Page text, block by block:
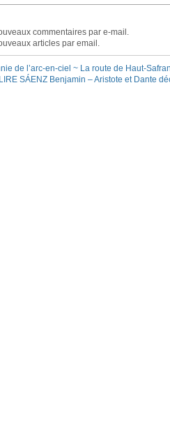
commentaires par e-mail.
articles par email.
de l’arc-en-ciel ~ La route de Haut-
SÁENZ Benjamin – Aristote et Dante